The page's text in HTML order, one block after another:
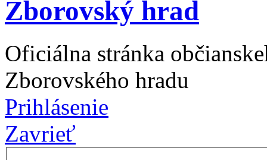
Zborovský hrad
Oficiálna stránka
Zborovského hradu
Prihlásenie
Zavrieť